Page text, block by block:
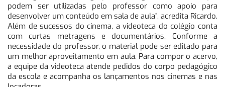
podem ser utilizadas pelo professor como apoio para
desenvolver um conteúdo em sala de aula”, acredita Ricardo.
Além de sucessos do cinema, a videoteca do colégio conta
com curtas metragens e documentários. Conforme a
necessidade do professor, o material pode ser editado para
um melhor aproveitamento em aula. Para compor o acervo,
a equipe da videoteca atende pedidos do corpo pedagógico
da escola e acompanha os lançamentos nos cinemas e nas